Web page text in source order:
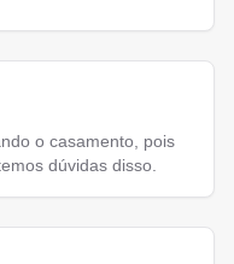
o casamento, pois
dúvidas disso.